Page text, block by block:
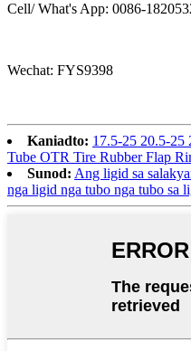
Cell/ What's App: 0086-
Wechat: FYS9398
Kaniadto: 17.5-25 20.5-25
Tube OTR Tire Rubber Flap
Sunod: Ang ligid sa
nga ligid nga tubo nga tubo sa